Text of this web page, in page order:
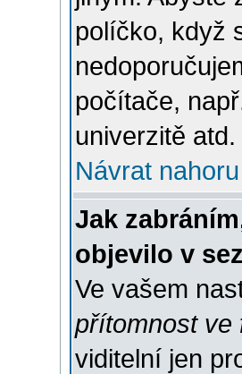
políčko, když
počítače,
univerzitě atd.
Návrat nahoru
Jak
objevilo v
Ve vašem
přítomnost ve
viditelní jen